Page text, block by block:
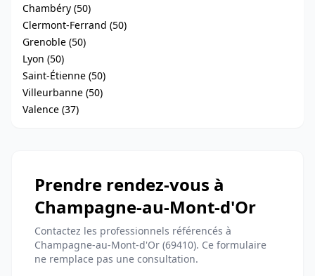
Chambéry (50)
Clermont-Ferrand (50)
Grenoble (50)
Lyon (50)
Saint-Étienne (50)
Villeurbanne (50)
Valence (37)
Prendre rendez-vous à
Champagne-au-Mont-d'Or
Contactez les professionnels référencés à
Champagne-au-Mont-d'Or (69410). Ce formulaire
ne remplace pas une consultation.